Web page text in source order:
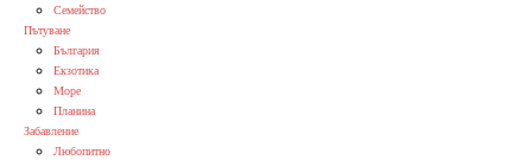
Семейство
Пътуване
България
Екзотика
Море
Планина
Забавление
Любопитно